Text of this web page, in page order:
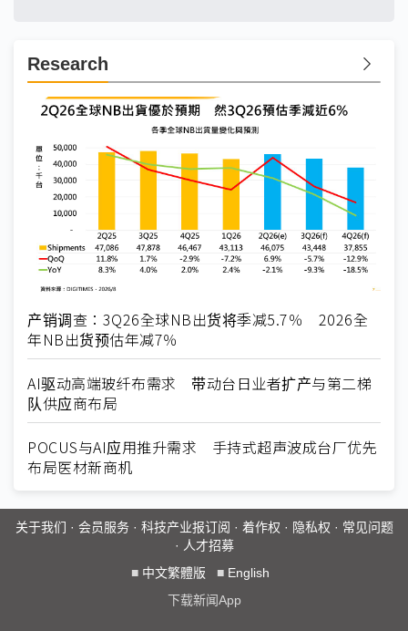
Research
产销调查：3Q26全球NB出货将季减5.7％ 2026全
年NB出货预估年减7％
AI驱动高端玻纤布需求 带动台日业者扩产与第二梯
队供应商布局
POCUS与AI应用推升需求 手持式超声波成台厂优先
布局医材新商机
关于我们 · 会员服务· 科技产业报订阅 · 着作权 · 隐私权 · 常见问题
· 人才招募
■ 中文繁體版 ■ English
下载新闻App